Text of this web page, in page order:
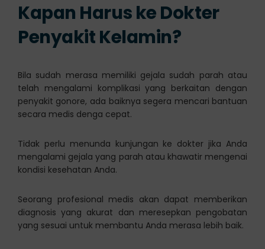
Kapan Harus ke Dokter
Penyakit Kelamin?
Bila sudah merasa memiliki gejala sudah parah atau
telah mengalami komplikasi yang berkaitan dengan
penyakit gonore, ada baiknya segera mencari bantuan
secara medis denga cepat.
Tidak perlu menunda kunjungan ke dokter jika Anda
mengalami gejala yang parah atau khawatir mengenai
kondisi kesehatan Anda.
Seorang profesional medis akan dapat memberikan
diagnosis yang akurat dan meresepkan pengobatan
yang sesuai untuk membantu Anda merasa lebih baik.